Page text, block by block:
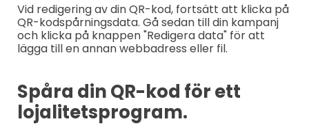
Vid redigering av din QR-kod, fortsätt att klicka på
QR-kodspårningsdata. Gå sedan till din kampanj
och klicka på knappen "Redigera data" för att
lägga till en annan webbadress eller fil.
Spåra din QR-kod för ett
lojalitetsprogram.